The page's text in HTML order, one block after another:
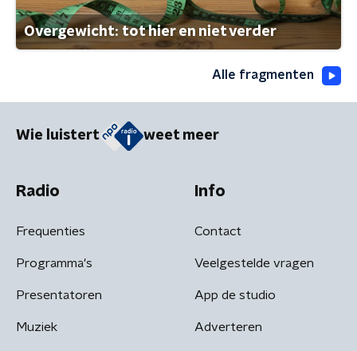
Overgewicht: tot hier en niet verder
Alle fragmenten
Wie luistert weet meer
Radio
Frequenties
Programma's
Presentatoren
Muziek
Info
Contact
Veelgestelde vragen
App de studio
Adverteren